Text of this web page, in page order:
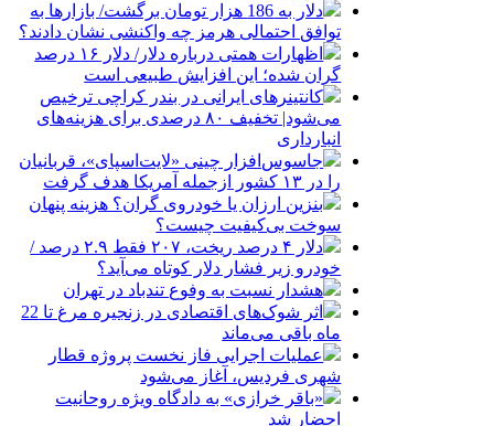
دلار به 186 هزار تومان برگشت/ بازارها به
توافق احتمالی هرمز چه واکنشی نشان دادند؟
اظهارات همتی درباره دلار/ دلار ۱۶ درصد
گران شده؛ این افزایش طبیعی است
کانتینرهای ایرانی در بندر کراچی ترخیص
می‌شود| تخفیف ۸۰ درصدی برای هزینه‌های
انبارداری
جاسوس‌افزار چینی «لایت‌اسپای»، قربانیان
را در ۱۳ کشور ازجمله آمریکا هدف گرفت
بنزین ارزان یا خودروی گران؟ هزینه پنهان
سوخت بی‌کیفیت چیست؟
دلار ۴ درصد ریخت، ۲۰۷ فقط ۲.۹ درصد /
خودرو زیر فشار دلار کوتاه می‌آید؟
هشدار نسبت به وفوع تندباد در تهران
اثر شوک‌های اقتصادی در زنجیره مرغ تا 22
ماه باقی می‌ماند
عملیات اجرایی فاز نخست پروژه قطار
شهری فردیس، آغاز می‌شود
«باقر خرازی» به دادگاه ویژه روحانیت
احضار شد